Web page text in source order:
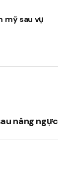
mỹ sau vụ
nâng ngực